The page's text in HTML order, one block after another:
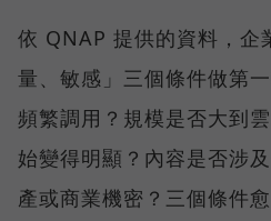
依 QNAP 提供的資料，企
量、敏感」三個條件做第
頻繁調用？規模是否大到
始變得明顯？內容是否涉
產或商業機密？三個條件